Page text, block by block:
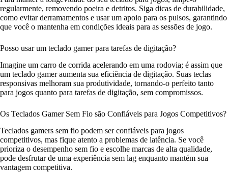
regularmente, removendo poeira e detritos. Siga dicas de durabilidade,
como evitar derramamentos e usar um apoio para os pulsos, garantindo
que você o mantenha em condições ideais para as sessões de jogo.
Posso usar um teclado gamer para tarefas de digitação?
Imagine um carro de corrida acelerando em uma rodovia; é assim que
um teclado gamer aumenta sua eficiência de digitação. Suas teclas
responsivas melhoram sua produtividade, tornando-o perfeito tanto
para jogos quanto para tarefas de digitação, sem compromissos.
Os Teclados Gamer Sem Fio são Confiáveis para Jogos Competitivos?
Teclados gamers sem fio podem ser confiáveis para jogos
competitivos, mas fique atento a problemas de latência. Se você
prioriza o desempenho sem fio e escolhe marcas de alta qualidade,
pode desfrutar de uma experiência sem lag enquanto mantém sua
vantagem competitiva.